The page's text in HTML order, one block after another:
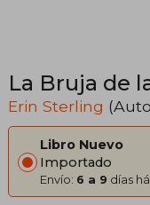
La Bruja de
Erin Sterling
Libro Nuevo
Importado
Envío: 6 a 9 días